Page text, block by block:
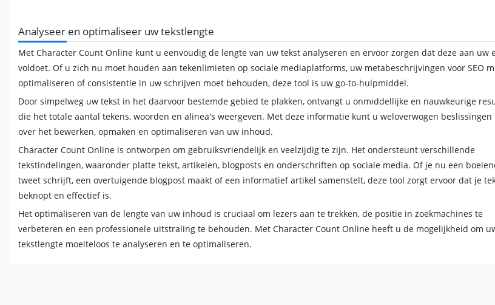
Analyseer en optimaliseer uw tekstlengte
Met Character Count Online kunt u eenvoudig de lengte van uw tekst analyseren en ervoor zorgen dat deze aan uw
voldoet. Of u zich nu moet houden aan tekenlimieten op sociale mediaplatforms, uw metabeschrijvingen voor SEO
optimaliseren of consistentie in uw schrijven moet behouden, deze tool is uw go-to-hulpmiddel.
Door simpelweg uw tekst in het daarvoor bestemde gebied te plakken, ontvangt u onmiddellijke en nauwkeurige
die het totale aantal tekens, woorden en alinea's weergeven. Met deze informatie kunt u weloverwogen beslissingen
over het bewerken, opmaken en optimaliseren van uw inhoud.
Character Count Online is ontworpen om gebruiksvriendelijk en veelzijdig te zijn. Het ondersteunt verschillende
tekstindelingen, waaronder platte tekst, artikelen, blogposts en onderschriften op sociale media. Of je nu een
tweet schrijft, een overtuigende blogpost maakt of een informatief artikel samenstelt, deze tool zorgt ervoor dat je
beknopt en effectief is.
Het optimaliseren van de lengte van uw inhoud is cruciaal om lezers aan te trekken, de positie in zoekmachines te
verbeteren en een professionele uitstraling te behouden. Met Character Count Online heeft u de mogelijkheid om
tekstlengte moeiteloos te analyseren en te optimaliseren.